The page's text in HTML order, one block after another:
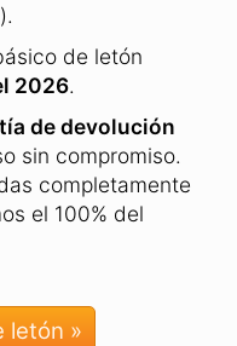
de letón
2026.
de devolución
sin compromiso.
completamente
el 100% del
letón »